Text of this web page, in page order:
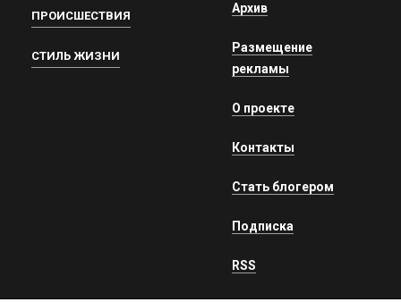
ПРОИСШЕСТВИЯ
СТИЛЬ ЖИЗНИ
Архив
Размещение
рекламы
О проекте
Контакты
Стать блогером
Подписка
RSS